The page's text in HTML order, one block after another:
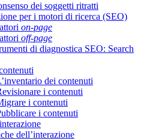
dei soggetti ritratti
per i motori di ricerca (SEO)
on-page
off-page
di diagnostica SEO: Search
dei contenuti
i contenuti
i contenuti
i contenuti
dell’interazione